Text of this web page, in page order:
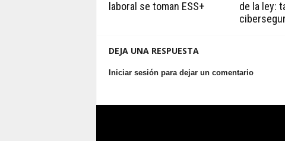
laboral se toman ESS+
de la ley:
DEJA UNA RESPUESTA
Iniciar sesión para dejar un comentario